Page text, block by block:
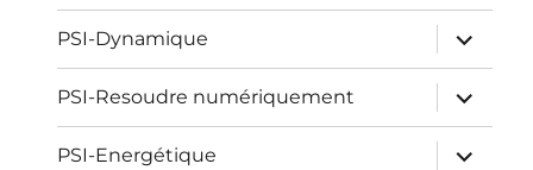
sous-
menu
PSI-Dynamique
ouvrir
le
sous-
menu
PSI-Resoudre numériquement
ouvrir
le
sous-
menu
PSI-Energétique
ouvrir